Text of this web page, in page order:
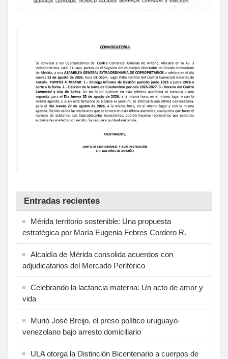
Entradas recientes
Mérida territorio sostenible: Una propuesta
estratégica por María Eugenia Febres Cordero R.
Alcaldía de Mérida consolida acuerdos con
adjudicatarios del Mercado Periférico
Celebrando la lactancia materna: Un acto de amor y
vida
Murió José Breijo, el preso político uruguayo-
venezolano bajo arresto domiciliario
ULA otorga la Distinción Bicentenario a cuerpos de